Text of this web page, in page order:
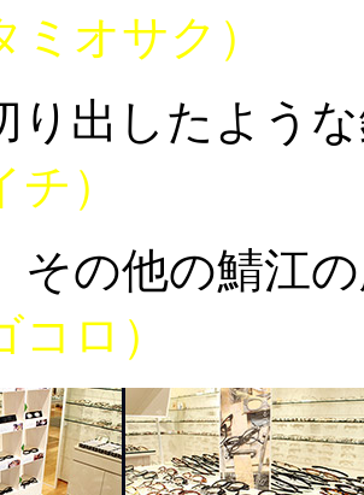
ミオサク）
り出したよう
）
その他の鯖江
コロ）